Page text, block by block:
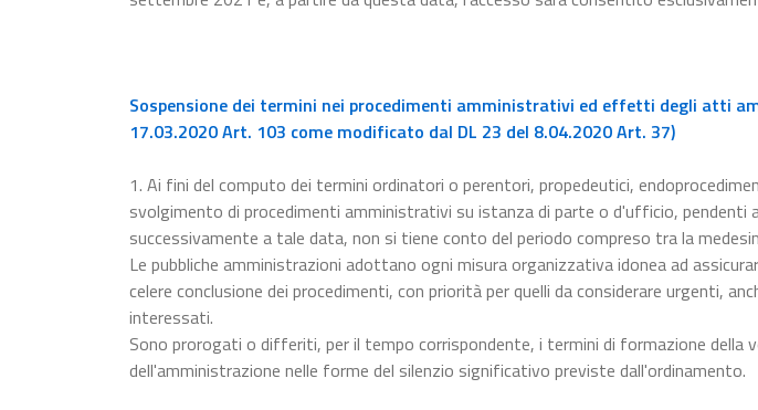
Sospensione dei termini nei procedimenti amministrativi ed effetti degli atti
17.03.2020 Art. 103 come modificato dal DL 23 del 8.04.2020 Art. 37)
1. Ai fini del computo dei termini ordinatori o perentori, propedeutici,
svolgimento di procedimenti amministrativi su istanza di parte o d'ufficio, pendenti
successivamente a tale data, non si tiene conto del periodo compreso tra la
Le pubbliche amministrazioni adottano ogni misura organizzativa idonea ad
celere conclusione dei procedimenti, con priorità per quelli da considerare urgenti,
interessati.
Sono prorogati o differiti, per il tempo corrispondente, i termini di formazione della
dell'amministrazione nelle forme del silenzio significativo previste dall'ordinamento.